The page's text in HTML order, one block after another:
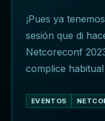
¡Pues ya
sesión que di
Netcoreconf
complice
EVENTOS